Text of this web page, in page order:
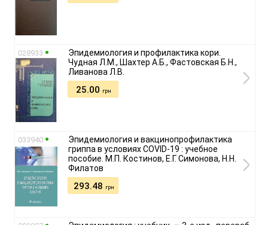
028933
Эпидемиология и профилактика кори.
Чудная Л.М., Шахтер А.Б., Фастовская Б.Н.,
Ливанова Л.В.
25.00 грн
033940
Эпидемиология и вакцинопрофилактика
гриппа в условиях COVID-19 : учебное
пособие. М.П. Костинов, Е.Г. Симонова, Н.Н.
Филатов
293.48 грн